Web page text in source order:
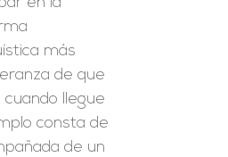
más
de que
llegue
consta de
de un